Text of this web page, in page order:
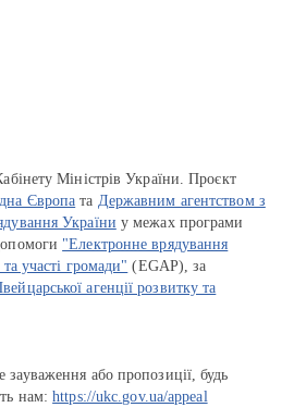
Міністрів України. Проєкт
Європа та Державним агентством з
України у межах програми
"Електронне врядування
та участі громади" (EGAP), за
агенції розвитку та
або пропозиції, будь
нам:https://ukc.gov.ua/appeal